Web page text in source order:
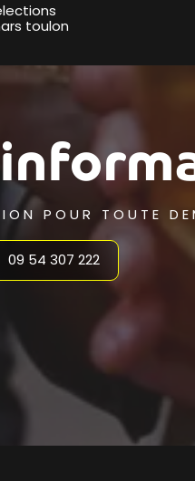
toulon
POUR TOUTE
09 54 307 222